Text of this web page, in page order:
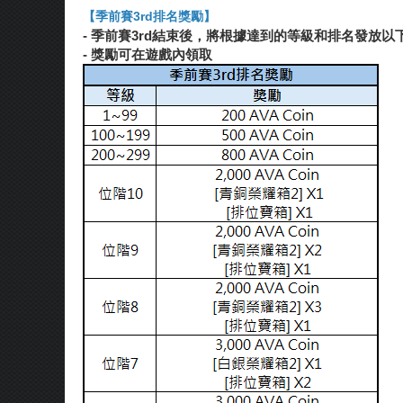
【季前賽3rd排名獎勵】
- 季前賽3rd結束後，將根據達到的等級和排名發放以
- 獎勵可在遊戲內領取